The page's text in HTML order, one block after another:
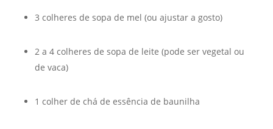
3 colheres de sopa de mel (ou ajustar a gosto)
2 a 4 colheres de sopa de leite (pode ser vegetal ou
de vaca)
1 colher de chá de essência de baunilha